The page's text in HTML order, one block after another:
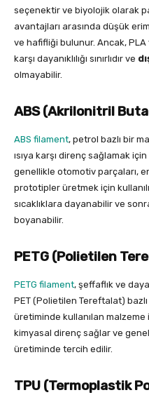
seçenektir ve biyolojik olarak
avantajları arasında düşük
ve hafifliği bulunur. Ancak, PLA
karşı dayanıklılığı sınırlıdır ve
olmayabilir.
ABS (Akrilonitril
ABS filament, petrol bazlı bir
ısıya karşı direnç sağlamak
genellikle otomotiv parçaları,
prototipler üretmek için
sıcaklıklara dayanabilir ve
boyanabilir.
PETG (Polietilen
PETG filament, şeffaflık ve
PET (Polietilen Tereftalat)
üretiminde kullanılan malzeme
kimyasal direnç sağlar ve
üretiminde tercih edilir.
TPU (Termoplastik